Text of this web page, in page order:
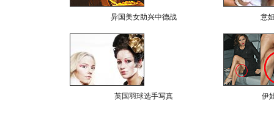
异国美女助兴中德战 意
英国羽球选手写真 伊